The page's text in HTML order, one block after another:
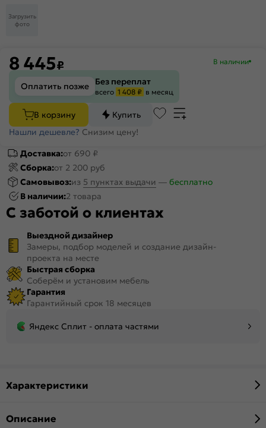
Загрузить
фото
8 445₽ В наличии
Оплатить позже Без переплат
всего 1 408 ₽ в месяц
В корзину
Купить
Нашли дешевле? Снизим цену!
Доставка:от 690 ₽
Сборка:от 2 200 руб
Самовывоз:из 5 пунктах выдачи — бесплатно
В наличии:2 товара
С заботой о клиентах
Выездной дизайнер
Замеры, подбор моделей и создание дизайн-
проекта на месте
Быстрая сборка
Соберём и установим мебель
Гарантия
Гарантийный срок 18 месяцев
Яндекс Сплит - оплата частями
Характеристики
Описание